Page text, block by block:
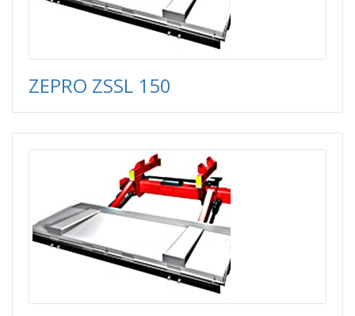
ZEPRO ZSSL 150